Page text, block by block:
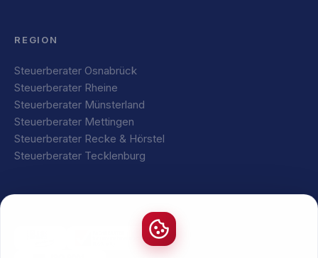
REGION
Steuerberater Osnabrück
Steuerberater Rheine
Steuerberater Münsterland
Steuerberater Mettingen
Steuerberater Recke & Hörstel
Steuerberater Tecklenburg